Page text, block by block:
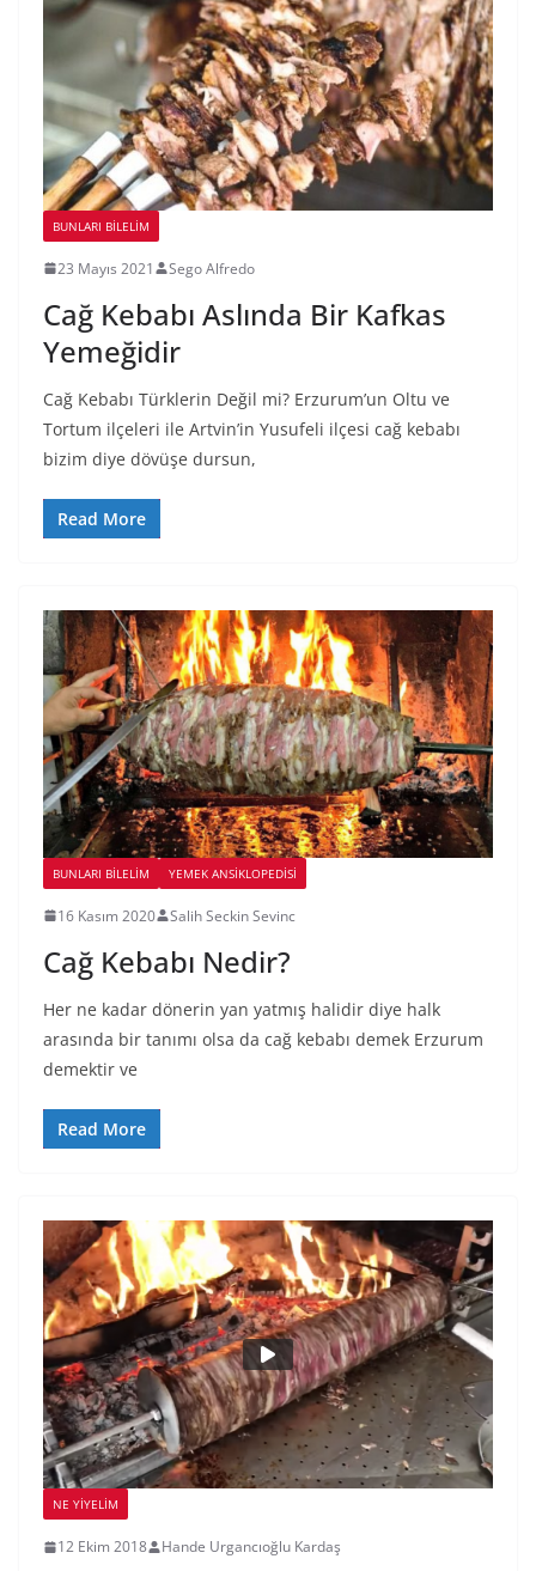
BUNLARI BILELIM
23 Mayıs 2021 Sego Alfredo
Cağ Kebabı Aslında Bir Kafkas
Yemeğidir
Cağ Kebabı Türklerin Değil mi? Erzurum’un Oltu ve
Tortum ilçeleri ile Artvin’in Yusufeli ilçesi cağ kebabı
bizim diye dövüşe dursun,
Read More
BUNLARI BILELIM YEMEK ANSİKLOPEDİSİ
16 Kasım 2020 Salih Seckin Sevinc
Cağ Kebabı Nedir?
Her ne kadar dönerin yan yatmış halidir diye halk
arasında bir tanımı olsa da cağ kebabı demek Erzurum
demektir ve
Read More
NE YİYELİM
12 Ekim 2018 Hande Urgancıoğlu Kardaş